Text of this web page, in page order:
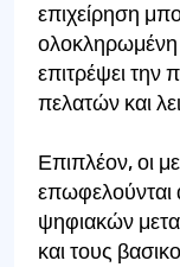
επιχείρηση
ολοκληρωμένη
επιτρέψει
πελατών και
Επιπλέον, οι
επωφελούνται
ψηφιακών
και τους